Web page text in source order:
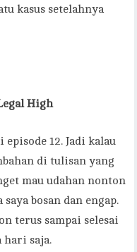
kasus setelahnya
High
12. Jadi kalau
di tulisan yang
mau udahan nonton
bosan dan engap.
terus sampai selesai
hari saja.